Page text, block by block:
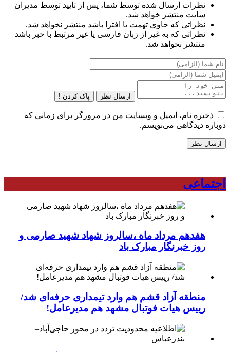
نظرات ارسال شده توسط شما، پس از تایید توسط مدیران
سایت منتشر خواهد شد.
نظراتی که حاوی تهمت یا افترا باشد منتشر نخواهد شد.
نظراتی که به غیر از زبان فارسی یا غیر مرتبط با خبر باشد
منتشر نخواهد شد.
ارسال نظر پاک کردن !
ذخیره نام، ایمیل و وبسایت من در مرورگر برای زمانی که
دوباره دیدگاهی می‌نویسم.
اجتماعی
هفدهم مرداد ماه ،سالروز شهاد شهید صارمی و
روز خبرنگار مبارک باد
منطقه آزاد قشم هم وارد تیمداری حرفه‌ای شد/
رییس هیات فوتبال مشهد هم مدیرعامل!